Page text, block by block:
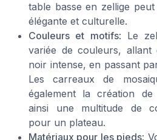
table basse en zellige
élégante et culturelle.
Couleurs et motifs: Le
variée de couleurs, allant
noir intense, en passant
Les carreaux de
également la création
ainsi une multitude de
pour un plateau.
Matériaux pour les pieds: